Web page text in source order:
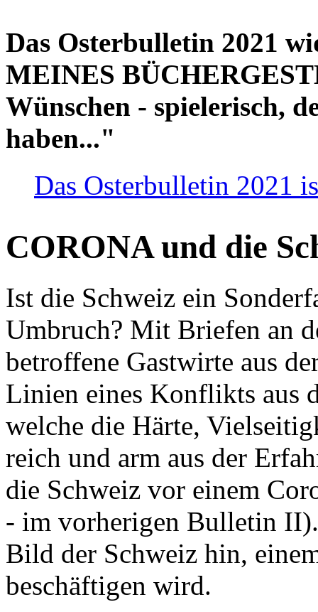
Das Osterbulletin 2021
MEINES
Wünschen - spielerisch,
haben..."
Das Osterbulletin 2021
CORONA und die
Ist die Schweiz ein
Umbruch? Mit Briefen an
betroffene Gastwirte aus
Linien eines Konflikts aus
welche die Härte,
reich und arm aus der
die Schweiz vor einem
- im vorherigen Bulletin
Bild der Schweiz hin,
beschäftigen wird.